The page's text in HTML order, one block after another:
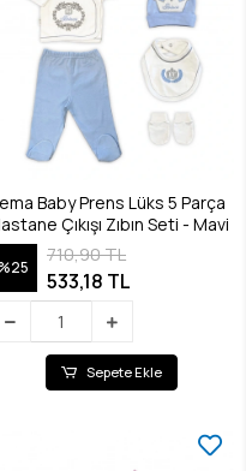
Baby Prens Lüks 5 Parça
Çıkışı Zıbın Seti - Mavi
%25
710,90 TL
533,18 TL
Sepete Ekle